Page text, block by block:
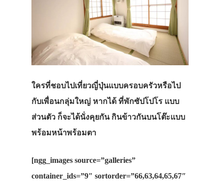
ใครที่ชอบไปเที่ยวญี่ปุ่นแบบครอบครัวหรือไป
กับเพื่อนกลุ่มใหญ่ หากได้ ที่พักซัปโปโร แบบ
ส่วนตัว ก็จะได้นั่งคุยกัน กินข้าวกันบนโต๊ะแบบ
พร้อมหน้าพร้อมตา
[ngg_images source=”galleries”
container_ids=”9″ sortorder=”66,63,64,65,67″